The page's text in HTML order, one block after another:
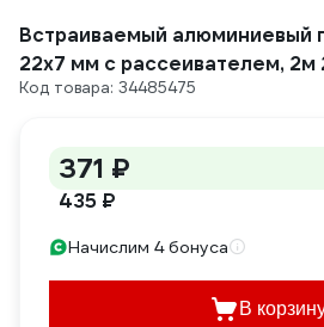
Встраиваемый алюминиевый
22x7 мм с рассеивателем, 2м
Код товара: 34485475
371 ₽
435 ₽
Начислим 4 бонуса
В